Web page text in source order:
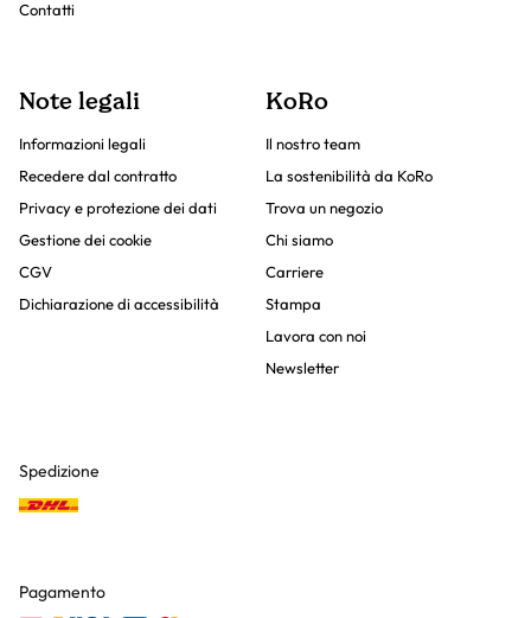
Contatti
Note legali
Informazioni legali
Recedere dal contratto
Privacy e protezione dei dati
Gestione dei cookie
CGV
Dichiarazione di accessibilità
KoRo
Il nostro team
La sostenibilità da KoRo
Trova un negozio
Chi siamo
Carriere
Stampa
Lavora con noi
Newsletter
Spedizione
Pagamento